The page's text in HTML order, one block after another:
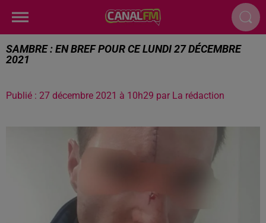
SAMBRE : EN BREF POUR CE LUNDI 27 DÉCEMBRE
2021
Publié : 27 décembre 2021 à 10h29 par La rédaction